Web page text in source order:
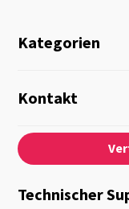
Kategorien
Personenführung
Audio
Notfallvorsorge
Motorrad
Kontakt
Kontaktformular
Über Uns
News
Karriere
Kataloge
Technischer